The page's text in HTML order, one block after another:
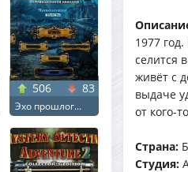
506 83
Эхо прошлог...
1977
селится
живёт с
выдаче
от кого-
Страна:
Студия: